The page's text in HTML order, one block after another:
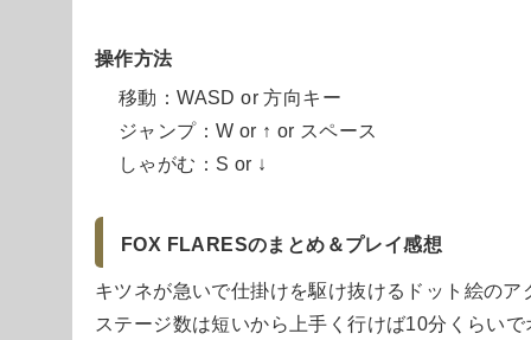
操作方法
移動：WASD or 方向キー
ジャンプ：W or ↑ or スペース
しゃがむ：S or ↓
FOX FLARESのまとめ＆プレイ感想
キツネが急いで仕掛けを駆け抜けるドット絵のア
ステージ数は短いから上手く行けば10分くらいで